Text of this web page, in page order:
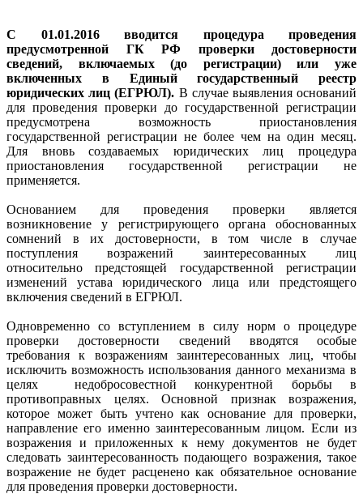
C 01.01.2016 вводится процедура проведения
предусмотренной ГК РФ проверки достоверности
сведений, включаемых (до регистрации) или уже
включенных в Единый государственный реестр
юридических лиц (ЕГРЮЛ). В случае выявления оснований
для проведения проверки до государственной регистрации
предусмотрена возможность приостановления
государственной регистрации не более чем на один месяц.
Для вновь создаваемых юридических лиц процедура
приостановления государственной регистрации не
применяется.
Основанием для проведения проверки является
возникновение у регистрирующего органа обоснованных
сомнений в их достоверности, в том числе в случае
поступления возражений заинтересованных лиц
относительно предстоящей государственной регистрации
изменений устава юридического лица или предстоящего
включения сведений в ЕГРЮЛ.
Одновременно со вступлением в силу норм о процедуре
проверки достоверности сведений вводятся особые
требования к возражениям заинтересованных лиц, чтобы
исключить возможность использования данного механизма в
целях недобросовестной конкурентной борьбы в
противоправных целях. Основной признак возражения,
которое может быть учтено как основание для проверки,
направление его именно заинтересованным лицом. Если из
возражения и приложенных к нему документов не будет
следовать заинтересованность подающего возражения, такое
возражение не будет расценено как обязательное основание
для проведения проверки достоверности.